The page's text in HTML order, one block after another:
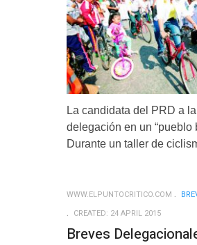
La candidata del PRD a
delegación en un “pueblo
Durante un taller de
WWW.ELPUNTOCRITICO.COM
CREATED: 24 APRIL 2015
Breves